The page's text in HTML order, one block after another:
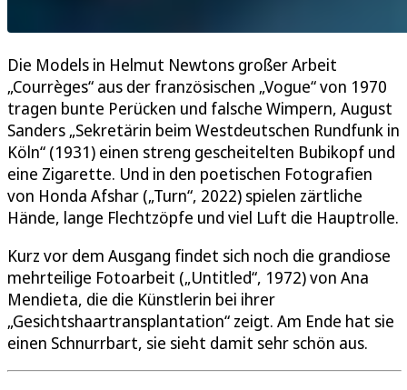
Die Models in Helmut Newtons großer Arbeit
„Courrèges“ aus der französischen „Vogue“ von 1970
tragen bunte Perücken und falsche Wimpern, August
Sanders „Sekretärin beim Westdeutschen Rundfunk in
Köln“ (1931) einen streng gescheitelten Bubikopf und
eine Zigarette. Und in den poetischen Fotografien
von Honda Afshar („Turn“, 2022) spielen zärtliche
Hände, lange Flechtzöpfe und viel Luft die Hauptrolle.
Kurz vor dem Ausgang findet sich noch die grandiose
mehrteilige Fotoarbeit („Untitled“, 1972) von Ana
Mendieta, die die Künstlerin bei ihrer
„Gesichtshaartransplantation“ zeigt. Am Ende hat sie
einen Schnurrbart, sie sieht damit sehr schön aus.